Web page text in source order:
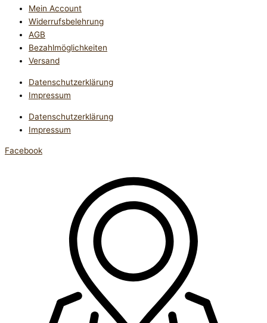
Mein Account
Widerrufsbelehrung
AGB
Bezahlmöglichkeiten
Versand
Datenschutzerklärung
Impressum
Datenschutzerklärung
Impressum
Facebook